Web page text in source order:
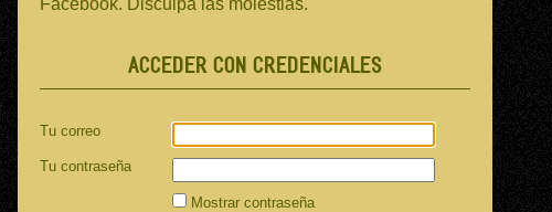
Facebook. Disculpa las molestias.
ACCEDER CON CREDENCIALES
Tu correo
Tu contraseña
Mostrar contraseña